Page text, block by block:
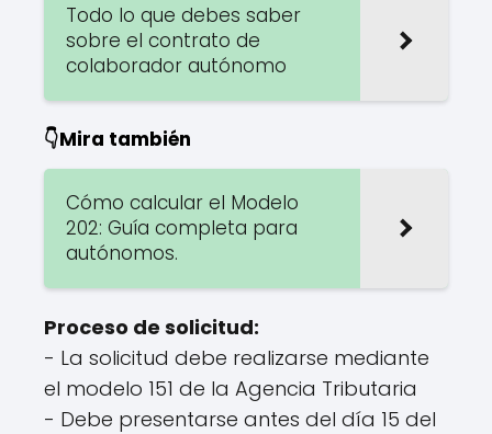
Todo lo que debes saber
sobre el contrato de
colaborador autónomo
👇Mira también
Cómo calcular el Modelo
202: Guía completa para
autónomos.
Proceso de solicitud:
- La solicitud debe realizarse mediante
el modelo 151 de la Agencia Tributaria
- Debe presentarse antes del día 15 del